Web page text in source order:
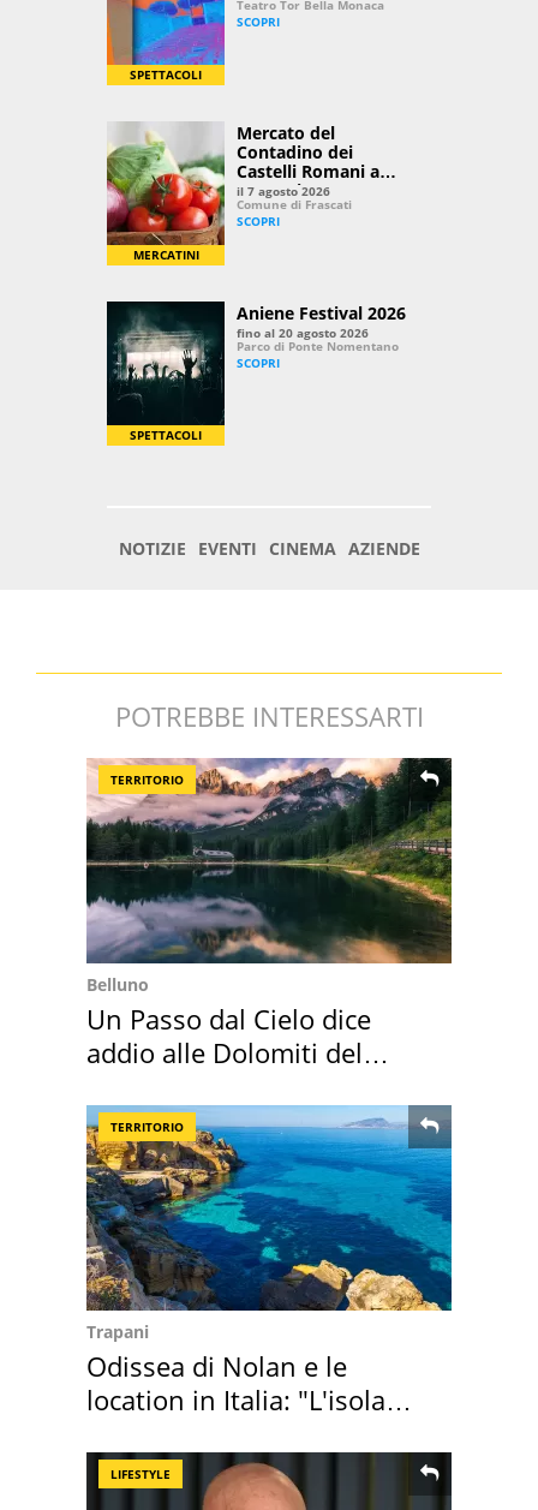
POTREBBE INTERESSARTI
TERRITORIO
Belluno
Un Passo dal Cielo dice
addio alle Dolomiti del
TERRITORIO
Trapani
Odissea di Nolan e le
location in Italia: "L'isola
LIFESTYLE